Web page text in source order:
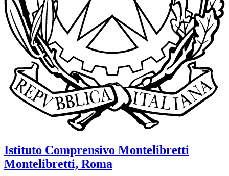
Istituto Comprensivo Montelibretti
Montelibretti, Roma